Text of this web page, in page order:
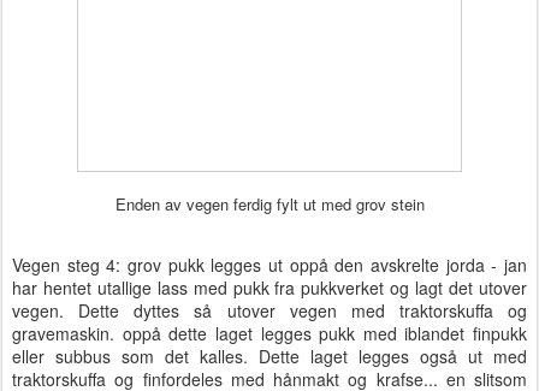
Enden av vegen ferdig fylt ut med grov stein
Vegen steg 4: grov pukk legges ut oppå den avskrelte jorda - jan
har hentet utallige lass med pukk fra pukkverket og lagt det utover
vegen. Dette dyttes så utover vegen med traktorskuffa og
gravemaskin. oppå dette laget legges pukk med iblandet finpukk
eller subbus som det kalles. Dette laget legges også ut med
traktorskuffa og finfordeles med hånmakt og krafse... en slitsom